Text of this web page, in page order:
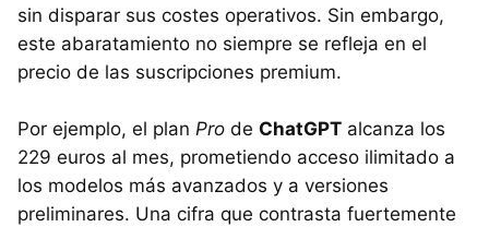
sin disparar sus costes operativos. Sin embargo,
este abaratamiento no siempre se refleja en el
precio de las suscripciones premium.
Por ejemplo, el plan Pro de ChatGPT alcanza los
229 euros al mes, prometiendo acceso ilimitado a
los modelos más avanzados y a versiones
preliminares. Una cifra que contrasta fuertemente